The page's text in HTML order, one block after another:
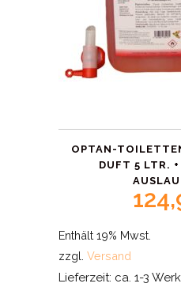
OPTAN-
DUFT 5 LTR. +
Enthält 19% Mwst.
zzgl. Versand
Lieferzeit: ca. 1-3